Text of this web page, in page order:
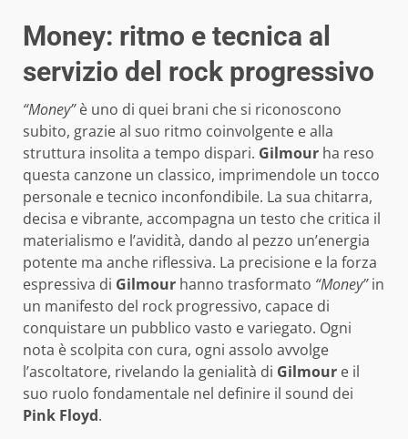
Money: ritmo e tecnica al
servizio del rock progressivo
“Money”è uno di quei brani che si riconoscono
subito, grazie al suo ritmo coinvolgente e alla
struttura insolita a tempo dispari. Gilmour ha reso
questa canzone un classico, imprimendole un tocco
personale e tecnico inconfondibile. La sua chitarra,
decisa e vibrante, accompagna un testo che critica il
materialismo e l’avidità, dando al pezzo un’energia
potente ma anche riflessiva. La precisione e la forza
espressiva di Gilmour hanno trasformato “Money”in
un manifesto del rock progressivo, capace di
conquistare un pubblico vasto e variegato. Ogni
nota è scolpita con cura, ogni assolo avvolge
l’ascoltatore, rivelando la genialità di Gilmour e il
suo ruolo fondamentale nel definire il sound dei
Pink Floyd.